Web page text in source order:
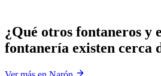
¿Qué otros fontaneros y
fontanería existen cerca